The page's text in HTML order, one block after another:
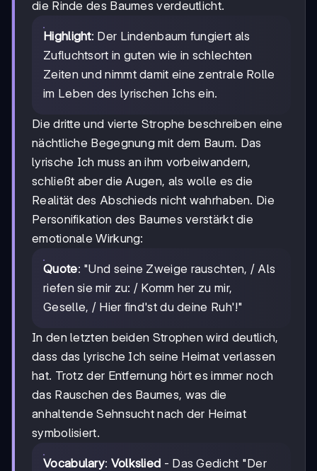
die Rinde des Baumes verdeutlicht.
Highlight: Der Lindenbaum fungiert als
Zufluchtsort in guten wie in schlechten
Zeiten und nimmt damit eine zentrale Rolle
im Leben des lyrischen Ichs ein.
Die dritte und vierte Strophe beschreiben eine
nächtliche Begegnung mit dem Baum. Das
lyrische Ich muss an ihm vorbeiwandern,
schließt aber die Augen, als wolle es die
Realität des Abschieds nicht wahrhaben. Die
Personifikation des Baumes verstärkt die
emotionale Wirkung:
Quote: "Und seine Zweige rauschten, / Als
riefen sie mir zu: / Komm her zu mir,
Geselle, / Hier find'st du deine Ruh'!"
In den letzten beiden Strophen wird deutlich,
dass das lyrische Ich seine Heimat verlassen
hat. Trotz der Entfernung hört es immer noch
das Rauschen des Baumes, was die
anhaltende Sehnsucht nach der Heimat
symbolisiert.
Vocabulary: Volkslied - Das Gedicht "Der